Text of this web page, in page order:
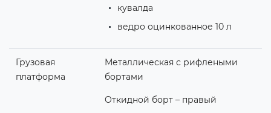
кувалда
ведро оцинкованное 10 л
Грузовая
платформа
Металлическая с рифлеными
бортами
Откидной борт – правый